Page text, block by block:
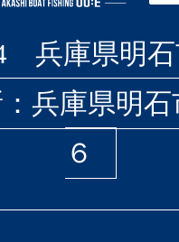
兵庫県明石
兵庫県明
６